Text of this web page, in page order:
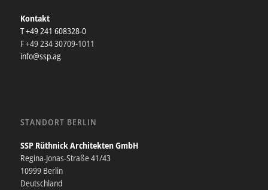
Kontakt
T +49 241 608328-0
F +49 234 30709-1011
info@ssp.ag
STANDORT BERLIN
SSP Rüthnick Architekten GmbH
Regina-Jonas-Straße 41/43
10999 Berlin
Deutschland